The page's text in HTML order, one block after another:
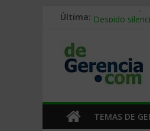
Última: Stablecoins
Trabajo
Mercado
TEMAS DE